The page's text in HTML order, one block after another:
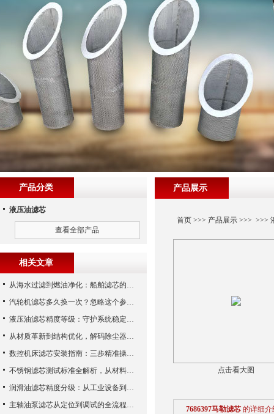
产品展示
首页>>> 产品展示>>> >>>
点击看大图
7686397马勒滤芯 的详细介
产品分类
液压油滤芯
查看全部产品
相关文章
从海水过滤到燃油净化：船舶滤芯的多场景应用解析
汽轮机滤芯多久换一次？忽略这个参数，机组非停损失可能上百万！
液压油滤芯精度等级：守护系统稳定与寿命的“微米标尺”
从材质革新到结构优化，解码除尘器滤芯性能跃升的核心逻辑
数控机床滤芯安装指南：三步精准操作，杜绝设备“亚健康”
不锈钢滤芯测试标准全解析，从材料性能到应用场景的严苛验证
润滑油滤芯精度分级：从工业设备到精密系统的过滤密码
主轴油泵滤芯从定位到调试的全流程解析